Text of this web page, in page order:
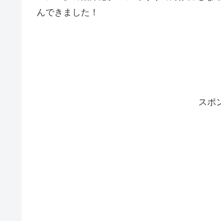
んできました！
スポ